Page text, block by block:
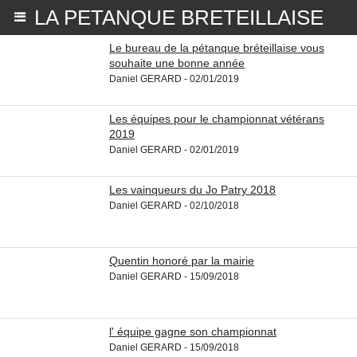
LA PETANQUE BRETEILLAISE
Le bureau de la pétanque bréteillaise vous
souhaite une bonne année
Daniel GERARD - 02/01/2019
Les équipes pour le championnat vétérans
2019
Daniel GERARD - 02/01/2019
Les vainqueurs du Jo Patry 2018
Daniel GERARD - 02/10/2018
Quentin honoré par la mairie
Daniel GERARD - 15/09/2018
l' équipe gagne son championnat
Daniel GERARD - 15/09/2018